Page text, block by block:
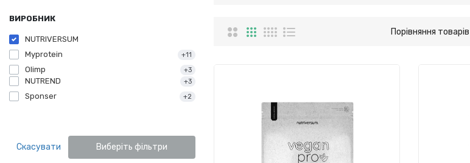
ВИРОБНИК
Sponser +2
NUTREND +3
NUTRIVERSUM
Myprotein
+11
Olimp +3
Скасувати Виберіть фільтри
Порівняння